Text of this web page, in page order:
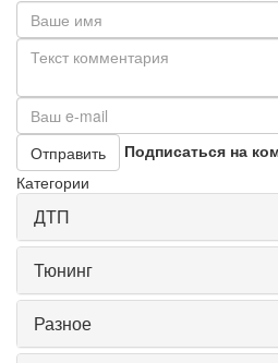
Отправить
Подписаться на
Категории
ДТП
Тюнинг
Разное